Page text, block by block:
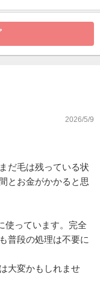
2026/5/9
だ毛は残っている状
とお金がかかると思
使っています。完全
普段の処理は不要に
大変かもしれませ